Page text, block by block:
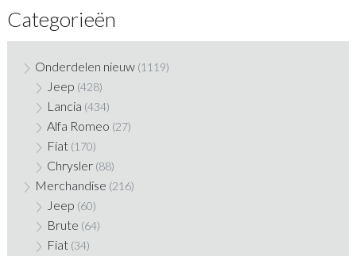
Categorieën
Onderdelen nieuw (1119)
Jeep (428)
Lancia (434)
Alfa Romeo (27)
Fiat (170)
Chrysler (88)
Merchandise (216)
Jeep (60)
Brute (64)
Fiat (34)